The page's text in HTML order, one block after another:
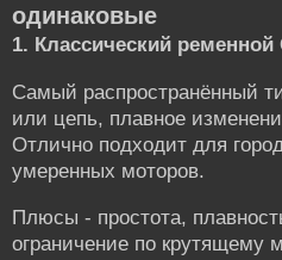
одинаковые
1. Классический ременной
Самый распространённый
или цепь, плавное
Отлично подходит для
умеренных моторов.
Плюсы - простота,
ограничение по крутящему